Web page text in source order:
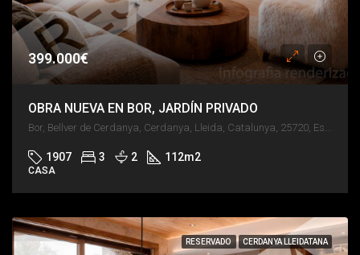
399.000€
OBRA NUEVA EN BOR, JARDÍN PRIVADO
1907 3 2 112m2
CASA
RESERVADO CERDANYA LLEIDATANA